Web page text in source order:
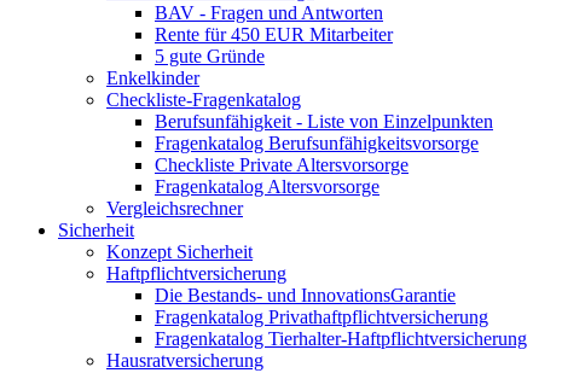
BAV - Fragen und Antworten
Rente für 450 EUR Mitarbeiter
5 gute Gründe
Enkelkinder
Checkliste-Fragenkatalog
Berufsunfähigkeit - Liste von Einzelpunkten
Fragenkatalog Berufsunfähigkeitsvorsorge
Checkliste Private Altersvorsorge
Fragenkatalog Altersvorsorge
Vergleichsrechner
Sicherheit
Konzept Sicherheit
Haftpflichtversicherung
Die Bestands- und InnovationsGarantie
Fragenkatalog Privathaftpflichtversicherung
Fragenkatalog Tierhalter-Haftpflichtversicherung
Hausratversicherung